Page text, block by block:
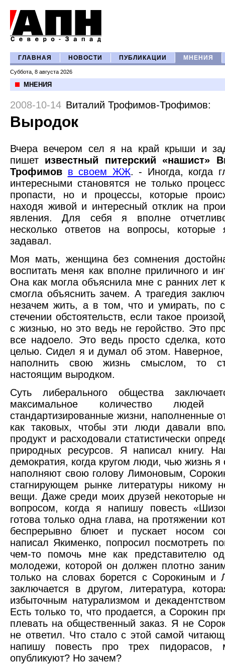
ГЛАВНАЯ НОВОСТИ ПУБЛИКАЦИИ МНЕНИЯ
Суббота, 8 августа 2026
МНЕНИЯ
2008-10-14 Виталий Трофимов-Трофимов:
Выродок
Вчера вечером сел я на край крыши и
пишет известный питерский «нашист»
Трофимов в своем ЖЖ. - Иногда, когда
интересными становятся не только
пропасти, но и процессы, которые
находя живой и интересный отклик на
явления. Для себя я вполне
несколько ответов на вопросы,
задавал.
Моя мать, женщина без сомнения
воспитать меня как вполне приличного и
Она как могла объяснила мне с ранних лет
смогла объяснить зачем. А трагедия
незачем жить, а в том, что и умирать, по
стечении обстоятельств, если такое
с жизнью, но это ведь не геройство. Это
все надоело. Это ведь просто сделка,
целью. Сидел я и думал об этом.
наполнить свою жизнь смыслом, то
настоящим выродком.
Суть либерального общества
максимальное количество людей
стандартизированные жизни, наполненные
как таковых, чтобы эти люди давали
продукт и расходовали статистически
природных ресурсов. Я написал книгу.
демократия, когда кругом люди, чью жизнь
наполняют свою голову Лимоновым,
стагнирующем рынке литературы никому
вещи. Даже среди моих друзей некоторые
вопросом, когда я напишу повесть
готова только одна глава, на протяжении
беспрерывно блюет и пускает носом
написал Якименко, попросил посмотреть
чем-то помочь мне как представителю
молодежи, которой он должен плотно
только на словах борется с Сорокиным и
заключается в другом, литература,
избыточным натурализмом и
Есть только то, что продается, а Сорокин
плевать на общественный заказ. Я не
не ответил. Что стало с этой самой
напишу повесть про трех пидорасов,
опубликуют? Но зачем?